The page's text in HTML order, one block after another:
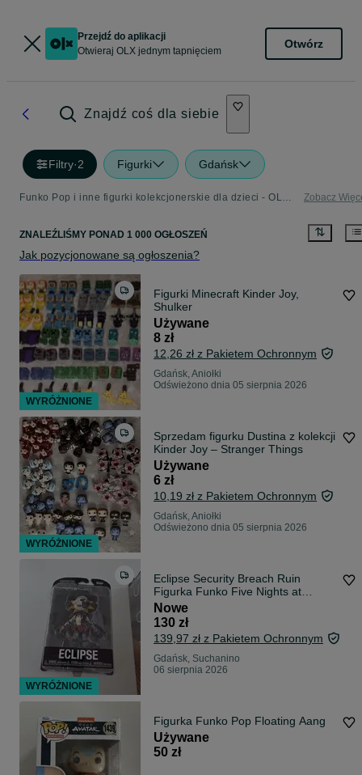
Przejdź do aplikacji
Otwieraj OLX jednym tapnięciem
Otwórz
Znajdź coś dla siebie
Filtry·2 Figurki Gdańsk
Funko Pop i inne figurki kolekcjonerskie dla dzieci - OLX.pl Zobacz
ZNALEŹLIŚMY PONAD 1 000 OGŁOSZEŃ
Jak pozycjonowane są ogłoszenia?
Figurki Minecraft Kinder Joy,
Shulker
Używane
8 zł
12,26 zł z Pakietem Ochronnym
Gdańsk, Aniołki
Odświeżono dnia 05 sierpnia 2026
Sprzedam figurku Dustina z kolekcji
Kinder Joy – Stranger Things
Używane
6 zł
10,19 zł z Pakietem Ochronnym
Gdańsk, Aniołki
Odświeżono dnia 05 sierpnia 2026
Eclipse Security Breach Ruin
Figurka Funko Five Nights at
Freddy's
Nowe
130 zł
139,97 zł z Pakietem Ochronnym
Gdańsk, Suchanino
06 sierpnia 2026
Figurka Funko Pop Floating Aang
Używane
50 zł
WYRÓŻNIONE
WYRÓŻNIONE
WYRÓŻNIONE